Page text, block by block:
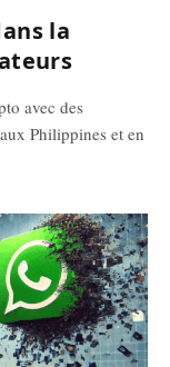
la
avec des
Philippines et en